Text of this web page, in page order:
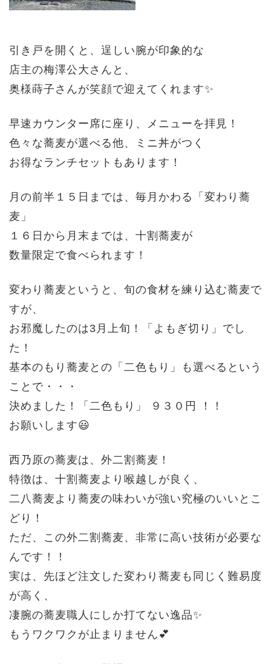
引き戸を開くと、逞しい腕が印象的な
店主の梅澤公大さんと、
奥様蒔子さんが笑顔で迎えてくれます✨
早速カウンター席に座り、メニューを拝見！
色々な蕎麦が選べる他、ミニ丼がつく
お得なランチセットもあります！
月の前半１５日までは、毎月かわる「変わり蕎
麦」
１６日から月末までは、十割蕎麦が
数量限定で食べられます！
変わり蕎麦というと、旬の食材を練り込む蕎麦で
すが、
お邪魔したのは3月上旬！「よもぎ切り」でし
た！
基本のもり蕎麦との「二色もり」も選べるという
ことで・・・
決めました！
「二色もり」 ９３０円 ！！
お願いします😃
西乃原の蕎麦は、外二割蕎麦！
特徴は、十割蕎麦より喉越しが良く、
二八蕎麦より蕎麦の味わいが強い究極のいいとこ
どり！
ただ、この外二割蕎麦、非常に高い技術が必要な
んです！！
実は、先ほど注文した変わり蕎麦も同じく難易度
が高く、
凄腕の蕎麦職人にしか打てない逸品✨
もうワクワクが止まりません💕